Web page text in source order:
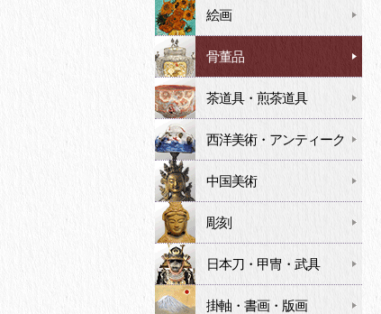
絵画
骨董品
茶道具・煎茶道具
西洋美術・アンティーク
中国美術
彫刻
日本刀・甲冑・武具
掛軸・書画・版画